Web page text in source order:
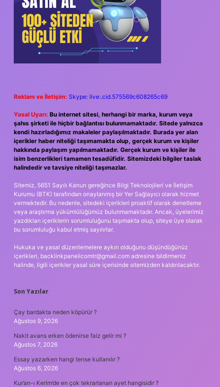
Reklam ve İletişim: Skype: live:.cid.575569c608265c69
Yasal Uyarı: Bu internet sitesi, herhangi bir marka, kurum veya
şahıs şirketi ile hiçbir bağlantısı bulunmamaktadır. Sitede yalnızca
kendi hazırladığımız makaleler paylaşılmaktadır. Burada yer alan
içerikler haber niteliği taşımamakta olup, gerçek kurum ve kişiler
hakkında paylaşım yapılmamaktadır. Gerçek kurum ve kişiler ile
isim benzerlikleri tamamen tesadüfidir. Sitemizdeki bilgiler taslak
halindedir ve tavsiye niteliği taşımazlar.
Sitemiz, 5651 Sayılı Kanun gereğince Bilgi Teknolojileri ve İletişim
Kurumu (BTK) tarafından onaylanmış bir Yer Sağlayıcı olarak hizmet
vermektedir. Bu nedenle, sitedeki içerikleri proaktif olarak denetleme
veya araştırma yükümlülüğümüz bulunmamaktadır. Ancak, üyelerimiz
yazdıkları içeriklerin sorumluluğunu taşımakta olup, siteye üye olarak
bu sorumluluğu kabul etmiş sayılırlar.
Hukuka ve yasal düzenlemelere aykırı olduğunu düşündüğünüz
içerikleri, backlinkpanelicomtr@gmail.com adresine bildirmeniz
halinde, ilgili içerikler yasal süre içerisinde sitemizden kaldırılacaktır.
Son Yazılar
Çay bardakta neden köpürür ?
Ağustos 9, 2026
Nakit avans erken ödenirse faiz gelir mi ?
Ağustos 7, 2026
Essay yazarken hangi tense kullanılır ?
Ağustos 6, 2026
Kur’an-ı Kerim’de en çok tekrarlanan ayet hangisidir ?